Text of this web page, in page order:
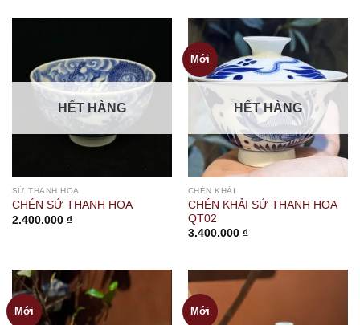
HẾT HÀNG
SỨ THANH HOA
CHÉN SỨ THANH HOA
2.400.000 ₫
Mới
HẾT HÀNG
CHÉN KHẢI
CHÉN KHẢI SỨ THANH HOA
QT02
3.400.000 ₫
Mới Mới